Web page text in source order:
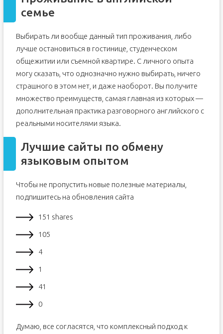
семье
Выбирать ли вообще данный тип проживания, либо
лучше остановиться в гостинице, студенческом
общежитии или съемной квартире. С личного опыта
могу сказать, что однозначно нужно выбирать, ничего
страшного в этом нет, и даже наоборот. Вы получите
множество преимуществ, самая главная из которых —
дополнительная практика разговорного английского с
реальными носителями языка.
Лучшие сайты по обмену
языковым опытом
Чтобы не пропустить новые полезные материалы,
подпишитесь на обновления сайта
151 shares
105
4
1
41
0
Думаю, все согласятся, что комплексный подход к